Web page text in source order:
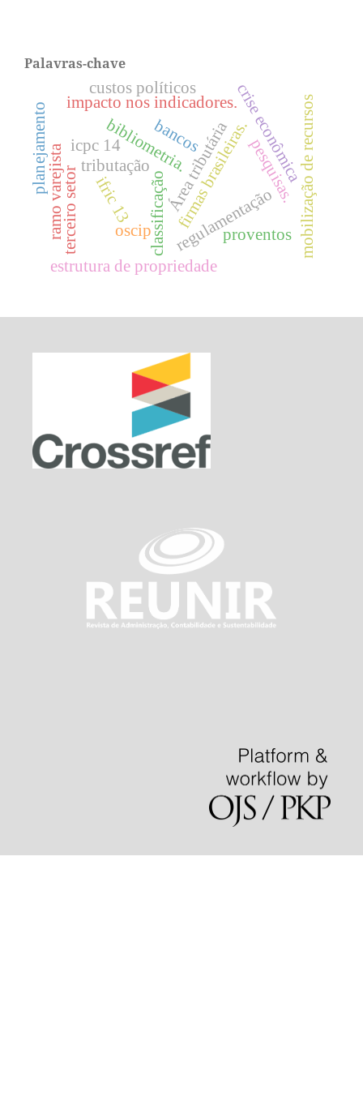
Palavras-chave
classificaçãoÁrea tributária
tributação
estrutura de propriedade
firmas brasileiras.
bibliometria.
bancos crise econômica
impacto nos indicadores.
regulamentação
pesquisas.mobilização de recursos
terceiro setor oscip
ramo varejista
custos políticos
ifric 13
planejamento icpc 14
proventos